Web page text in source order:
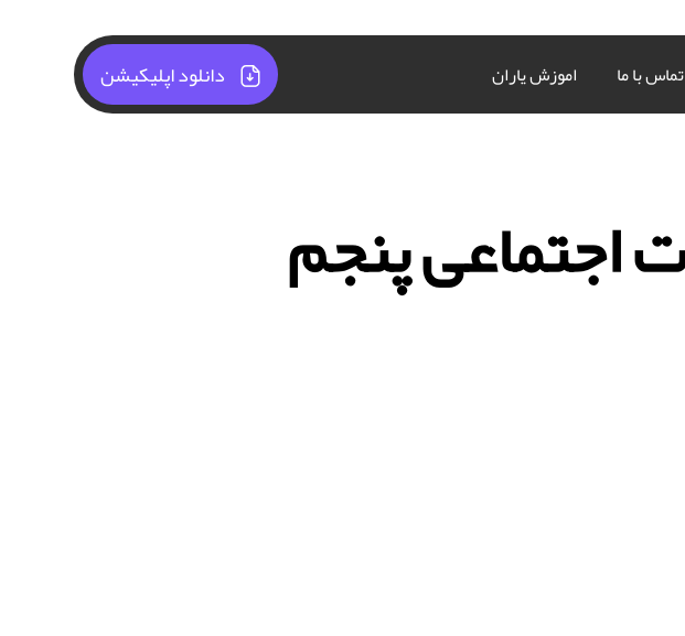
تماس با ما اموزش یاران دانلود اپلیکیشن